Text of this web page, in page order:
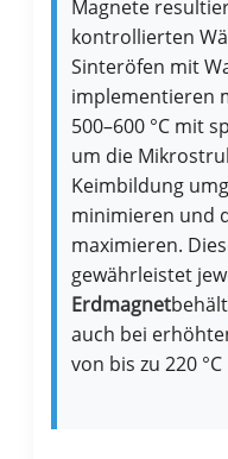
Magnete
kontrollierten
Sinteröfen mit
implementieren
500–600 °C mit
um die
Keimbildung
minimieren und
maximieren.
gewährleistet
Erdmagnet
auch bei
von bis zu 220